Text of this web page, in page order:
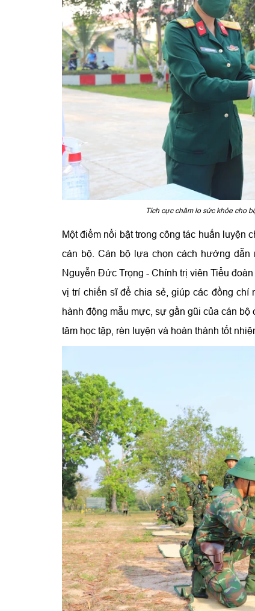
Tích cực chăm lo sức khỏe cho
Một điểm nổi bật trong công tác huấn luyện
cán bộ. Cán bộ lựa chọn cách hướng dẫn
Nguyễn Đức Trọng - Chính trị viên Tiểu
vị trí chiến sĩ để chia sẻ, giúp các đồng
hành động mẫu mực, sự gần gũi của cán
tâm học tập, rèn luyện và hoàn thành tốt